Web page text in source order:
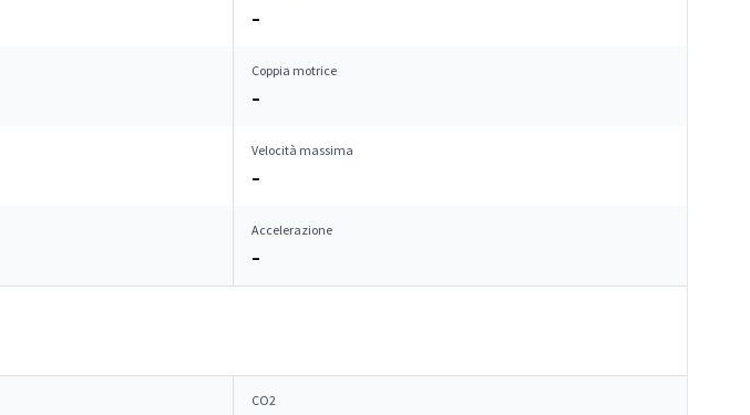
–
Coppia motrice
–
Velocità massima
–
Accelerazione
–
CO2